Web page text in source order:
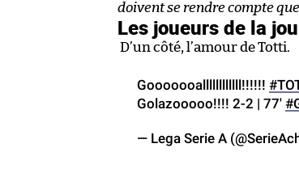
doivent se rendre compte que
Les joueurs de la
D’un côté, l’amour de Totti.
Gooooooallllllllllll!!!!!!
Golazooooo!!!! 2-2 | 77′
— Lega Serie A